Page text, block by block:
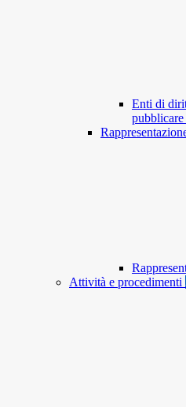
Enti di
Attività e procedimenti